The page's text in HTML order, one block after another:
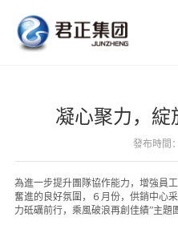
新聞中心
公司新聞
凝心聚力，綻
發布時間
為進一步提升團隊協作能力，增強員
奮進的良好氛圍，６月份，供銷中心
力砥礪前行，乘風破浪再創佳績”主題